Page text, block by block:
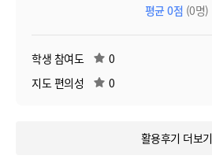
평균0점 (0명)
학생 참여도 0
지도 편의성
0
활용후기 더보기